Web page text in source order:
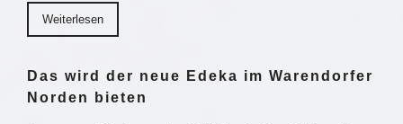
Weiterlesen
Das wird der neue Edeka im Warendorfer
Norden bieten